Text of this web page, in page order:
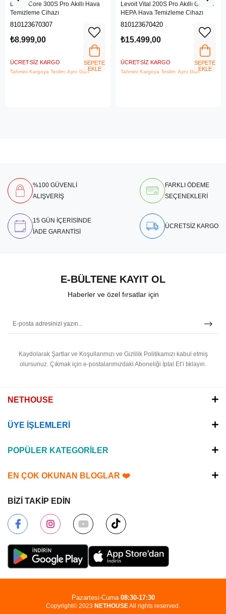
Levoit Core 300S Pro Akıllı Hava
Temizleme Cihazı
810123670307
₺8.999,00
ÜCRETSIZ KARGO
Tahmini Kargoya Teslim: Aynı Gün
SEPETE
EKLE
Levoit Vital 200S Pro Akıllı Gerçek
HEPA Hava Temizleme Cihazı
810123670420
₺15.499,00
ÜCRETSIZ KARGO
Tahmini Kargoya Teslim: Aynı Gün
SEPETE
EKLE
%100 GÜVENLİ
ALIŞVERİŞ
FARKLI ÖDEME
SEÇENEKLERİ
15 GÜN İÇERİSİNDE
İADE GARANTİSİ
ÜCRETSİZ KARGO
E-BÜLTENE KAYIT OL
Haberler ve özel fırsatlar için
Kaydolarak Şartlar ve Koşullarımızı ve Gizlilik Politikamızı kabul etmiş
olursunuz. Çıkmak için e-postalarımızdaki Aboneliği İptal Et’i tıklayın.
NETHOUSE
ÜYE İŞLEMLERİ
POPÜLER KATEGORİLER
EN ÇOK OKUNAN BLOGLAR ❤️
BİZİ TAKİP EDİN
Copyright© 2023 NETHOUSEAll rights reserved.
Pazartesi-Cuma 08:30-17:30